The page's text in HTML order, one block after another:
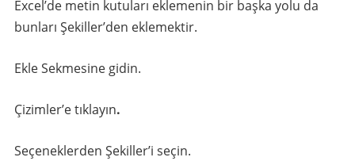
Excel’de metin kutuları eklemenin bir başka yolu da
bunları Şekiller’den eklemektir.
Ekle Sekmesine gidin.
Çizimler’e tıklayın.
Seçeneklerden Şekiller’i seçin.